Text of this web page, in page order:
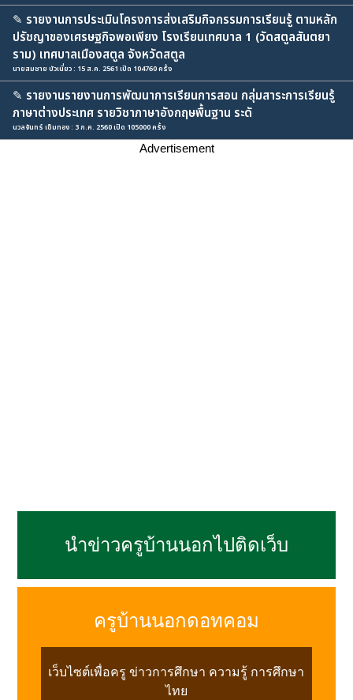
✎ รายงานการประเมินโครงการส่งเสริมกิจกรรมการเรียนรู้ ตามหลัก
ปรัชญาของเศรษฐกิจพอเพียง โรงเรียนเทศบาล 1 (วัดสตูลสันตยา
ราม) เทศบาลเมืองสตูล จังหวัดสตูล
นายสมชาย บัวเนี่ยว : 15 ส.ค. 2561 เปิด 104760 ครั้ง
✎ รายงานรายงานการพัฒนาการเรียนการสอน กลุ่มสาระการเรียนรู้
ภาษาต่างประเทศ รายวิชาภาษาอังกฤษพื้นฐาน ระดั
นวลจันทร์ เข็มทอง : 3 ก.ค. 2560 เปิด 105000 ครั้ง
Advertisement
นำข่าวครูบ้านนอกไปติดเว็บ
ครูบ้านนอกดอทคอม
เว็บไซต์เพื่อครู ข่าวการศึกษา ความรู้ การศึกษา
ไทย